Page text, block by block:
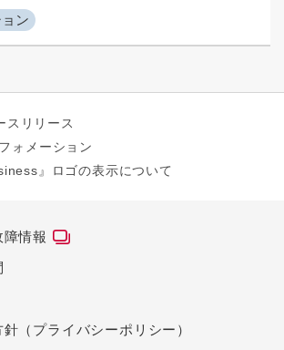
ン
スリリース
ォメーション
』ロゴの表示について
情報
（プライバシーポリシー）